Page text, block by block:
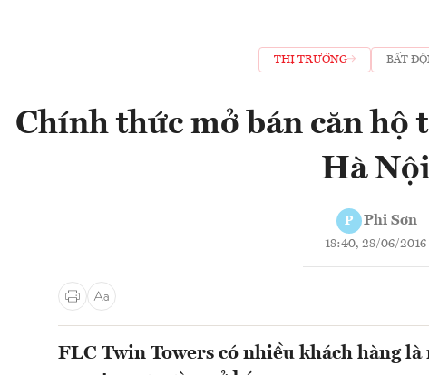
THỊ TRƯỜNG BẤT
Chính thức mở bán căn hộ
Hà
P Phi Sơn
18:40, 28/06/2016
FLC Twin Towers có nhiều khách hàng